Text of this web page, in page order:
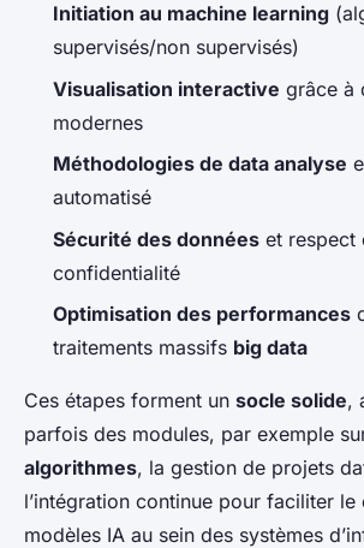
Initiation au machine learning
supervisés/non supervisés)
Visualisation interactive grâce à
modernes
Méthodologies de data analyse
automatisé
Sécurité des données et respect
confidentialité
Optimisation des performances
traitements massifs big data
Ces étapes forment un socle solide,
parfois des modules, par exemple
algorithmes, la gestion de projets
l’intégration continue pour faciliter
modèles IA au sein des systèmes